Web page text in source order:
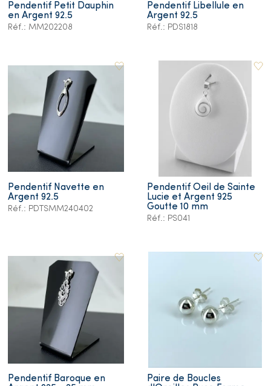
Pendentif Petit Dauphin
en Argent 92.5
Réf.: MM202208
Pendentif Libellule en
Argent 92.5
Réf.: PDS1818
Pendentif Navette en
Argent 92.5
Réf.: PDTSMM240402
Pendentif Oeil de Sainte
Lucie et Argent 925
Goutte 10 mm
Réf.: PS041
Pendentif Baroque en
Paire de Boucles